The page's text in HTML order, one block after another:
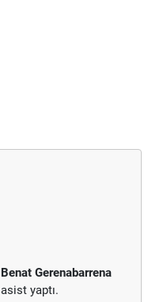
Benat Gerenabarrena
asist yaptı.